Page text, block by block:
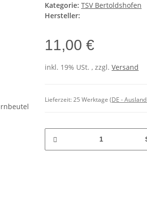
Kategorie: TSV Bertoldshofen
Hersteller:
11,00 €
inkl. 19% USt. , zzgl. Versand
Lieferzeit:25 Werktage (DE -